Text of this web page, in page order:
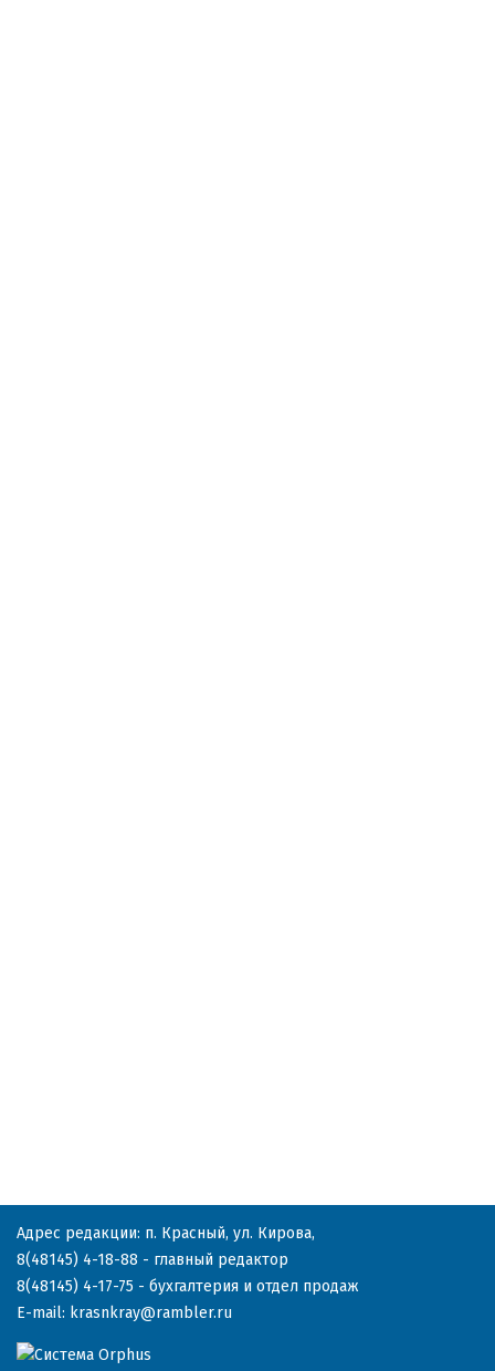
Адрес редакции: п. Красный, ул. Кирова,
8(48145) 4-18-88 - главный редактор
8(48145) 4-17-75 - бухгалтерия и отдел продаж
E-mail: krasnkray@rambler.ru